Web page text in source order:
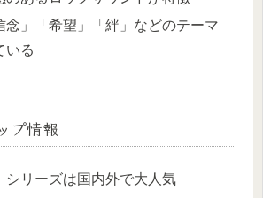
念」「希望」「絆」などのテーマ
いる
プ情報
シリーズは国内外で大人気